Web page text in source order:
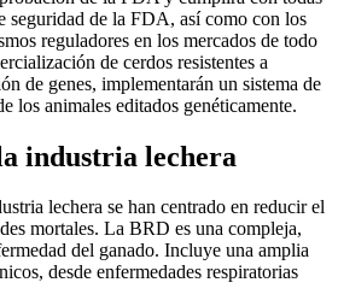
seguridad de la FDA, así como con los
reguladores en los mercados de todo
de cerdos resistentes a
de genes, implementarán un sistema de
los animales editados genéticamente.
industria lechera
lechera se han centrado en reducir el
mortales. La BRD es una compleja,
del ganado. Incluye una amplia
desde enfermedades respiratorias